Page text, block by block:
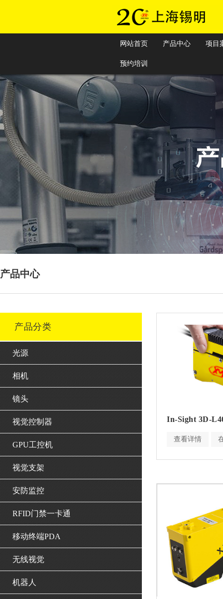
网站首页 产品中心 项目
预约培训
产品中心
产品分类
光源
相机
镜头
视觉控制器
GPU工控机
视觉支架
安防监控
RFID门禁一卡通
移动终端PDA
无线视觉
机器人
In-Sight 3D-
查看详情